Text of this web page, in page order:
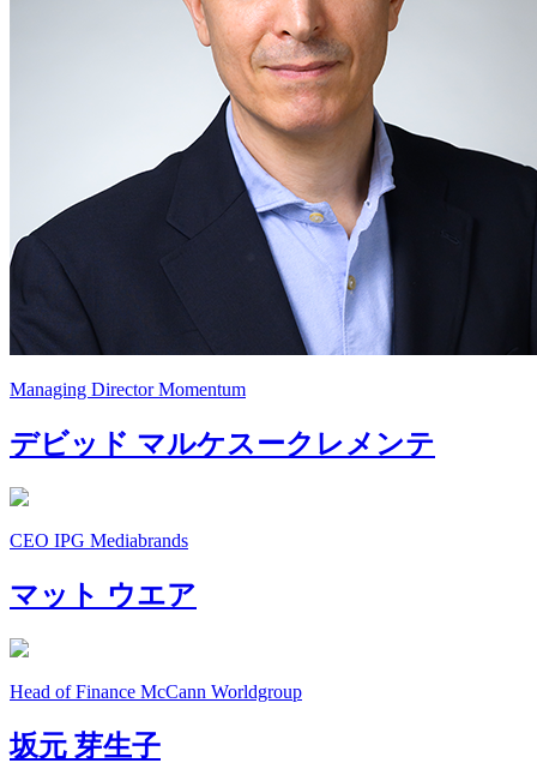
Managing Director Momentum
デビッド マルケスークレメンテ
CEO IPG Mediabrands
マット ウエア
Head of Finance McCann Worldgroup
坂元 芽生子